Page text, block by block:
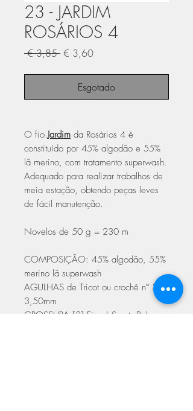
23 - JARDIM
ROSÁRIOS 4
€ 3,85 Preço
€ 3,60Preço
Esgotado
O fioJardim da Rosários 4 é
constituído por 45% algodão e 55%
lã merino, com tratamento superwash.
Adequado para realizar trabalhos de
meia estação, obtendo peças leves
de fácil manutenção.
Novelos de 50 g = 230 m
COMPOSIÇÃO: 45% algodão, 55%
merino lã superwash
AGULHAS de Tricot ou crochê nº 3 –
3,50mm
GROSSURA [2] Fino | Sport, Baby